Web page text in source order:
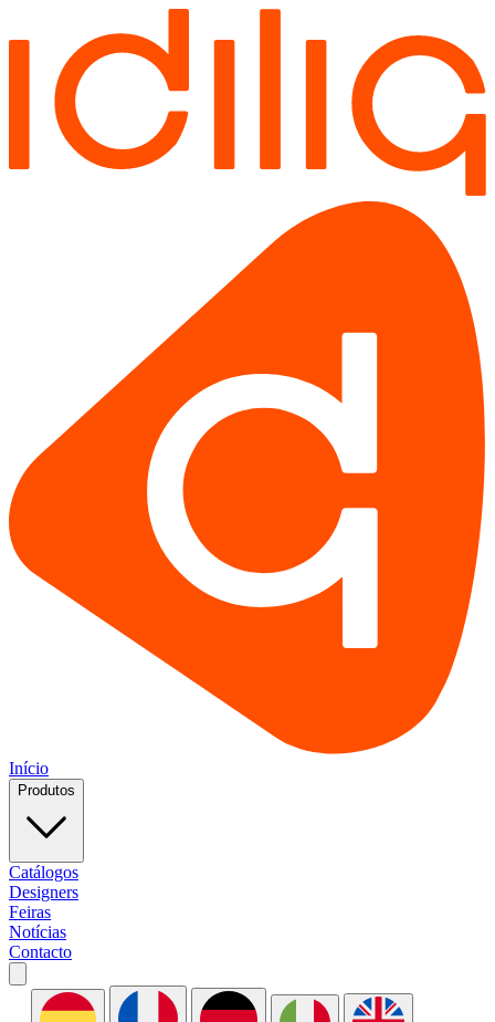
Início
Produtos
Catálogos
Designers
Feiras
Notícias
Contacto